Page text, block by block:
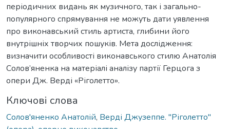
періодичних видань як музичного, так і загально-
популярного спрямування не можуть дати уявлення
про виконавський стиль артиста, глибини його
внутрішніх творчих пошуків. Мета дослідження:
визначити особливості виконавського стилю Анатолія
Солов’яненка на матеріалі аналізу партії Герцога з
опери Дж. Верді «Ріголетто».
Ключові слова
Солов'яненко Анатолій, Верді Джузеппе. "Ріголетто"